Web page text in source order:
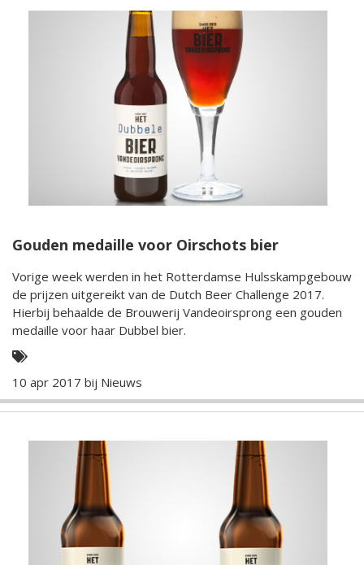
Gouden medaille voor Oirschots bier
Vorige week werden in het Rotterdamse Hulsskampgebouw
de prijzen uitgereikt van de Dutch Beer Challenge 2017.
Hierbij behaalde de Brouwerij Vandeoirsprong een gouden
medaille voor haar Dubbel bier.
10 apr 2017 bij Nieuws